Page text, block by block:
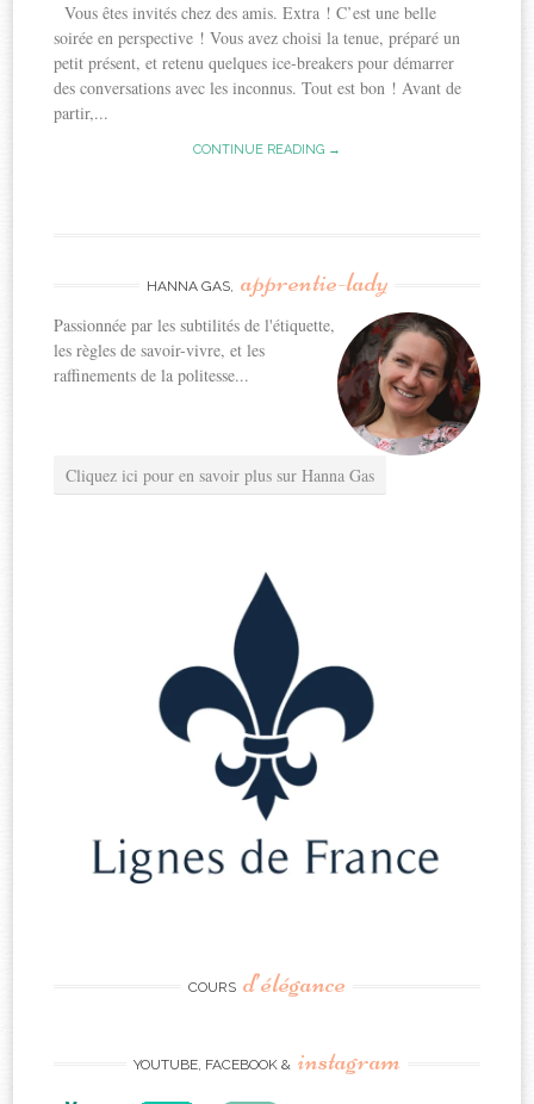
Vous êtes invités chez des amis. Extra ! C’est une belle
soirée en perspective ! Vous avez choisi la tenue, préparé un
petit présent, et retenu quelques ice-breakers pour démarrer
des conversations avec les inconnus. Tout est bon ! Avant de
partir,...
CONTINUE READING →
HANNA GAS, apprentie-lady
Passionnée par les subtilités de l'étiquette,
les règles de savoir-vivre, et les
raffinements de la politesse...
Cliquez ici pour en savoir plus sur Hanna Gas
COURS d’élégance
YOUTUBE, FACEBOOK & instagram